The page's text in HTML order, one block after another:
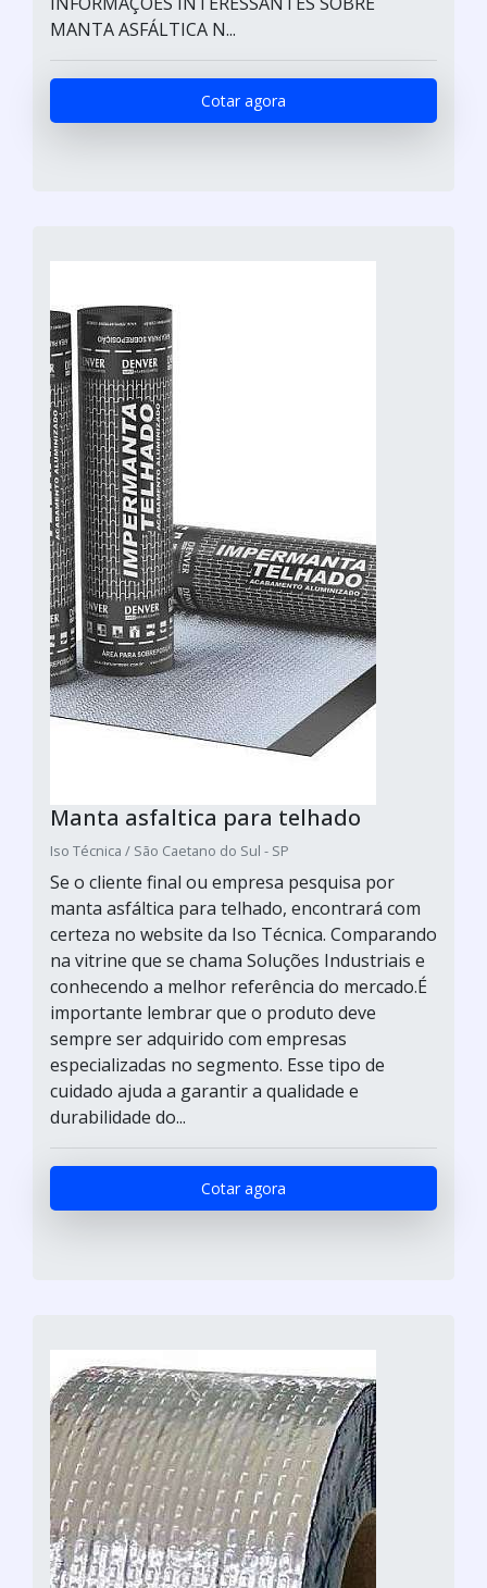
MANTA ASFÁLTICA N...
Cotar agora
Manta asfaltica para telhado
Iso Técnica / São Caetano do Sul - SP
Se o cliente final ou empresa pesquisa por
manta asfáltica para telhado, encontrará com
certeza no website da Iso Técnica. Comparando
na vitrine que se chama Soluções Industriais e
conhecendo a melhor referência do mercado.É
importante lembrar que o produto deve
sempre ser adquirido com empresas
especializadas no segmento. Esse tipo de
cuidado ajuda a garantir a qualidade e
durabilidade do...
Cotar agora